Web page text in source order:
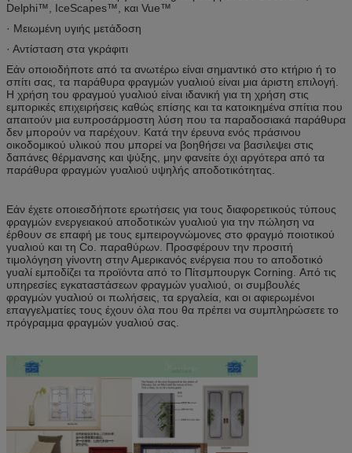
Delphi™, IceScapes™, και Vue™
· Μειωμένη υγιής μετάδοση
· Αντίσταση στα γκράφιτι
Εάν οποιοδήποτε από τα ανωτέρω είναι σημαντικό στο κτήριο ή το
σπίτι σας, τα παράθυρα φραγμών γυαλιού είναι μια άριστη επιλογή.
Η χρήση του φραγμού γυαλιού είναι ιδανική για τη χρήση στις
εμπορικές επιχειρήσεις καθώς επίσης και τα κατοικημένα σπίτια που
απαιτούν μια ευπροσάρμοστη λύση που τα παραδοσιακά παράθυρα
δεν μπορούν να παρέχουν. Κατά την έρευνα ενός πράσινου
οικοδομικού υλικού που μπορεί να βοηθήσει να βασιλεψει στις
δαπάνες θέρμανσης και ψύξης, μην φανείτε όχι αργότερα από τα
παράθυρα φραγμών γυαλιού υψηλής αποδοτικότητας.
Εάν έχετε οποιεσδήποτε ερωτήσεις για τους διαφορετικούς τύπους
φραγμών ενεργειακού αποδοτικών γυαλιού για την πώληση να
έρθουν σε επαφή με τους εμπειρογνώμονες στο φραγμό ποιοτικού
γυαλιού και τη Co. παραθύρων. Προσφέρουν την προσιτή
τιμολόγηση γίνοντη στην Αμερικανός ενέργεια που το αποδοτικό
γυαλί εμποδίζει τα προϊόντα από το Πίτσμπουργκ Corning. Από τις
υπηρεσίες εγκαταστάσεων φραγμών γυαλιού, οι συμβουλές
φραγμών γυαλιού οι πωλήσεις, τα εργαλεία, και οι αφιερωμένοι
επαγγελματίες τους έχουν όλα που θα πρέπει να συμπληρώσετε το
πρόγραμμα φραγμών γυαλιού σας.